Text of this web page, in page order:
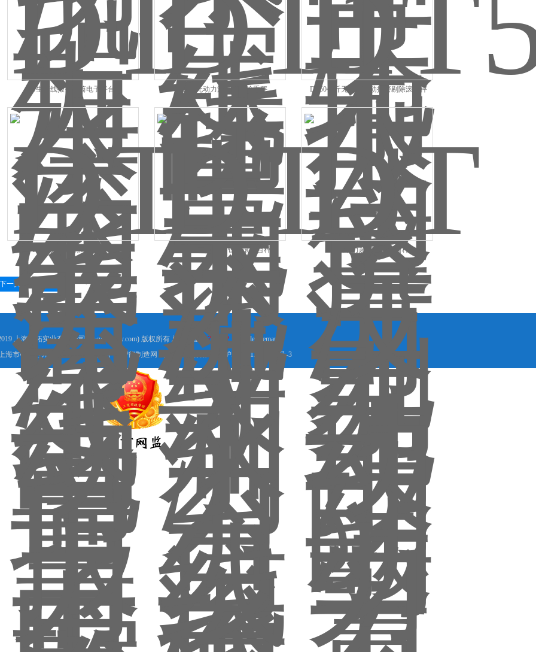
DT生产线报警滚筒电子平台秤 DT1吨无动力滚筒输送检重秤 DT50公斤无动力自动报警剔除滚筒秤
DT无动力不锈钢高精度辊筒秤 DT流水线30KG不锈钢滚筒台秤 DT没动力超重报警滚筒秤
下一页
上海鼎拓实业有限公司(www.shdtsy.com) 版权所有 总访问量：787592
GoogleSitemap
海市松江区九干路220号 技术支持：
智能制造网 沪ICP备13011598号-3